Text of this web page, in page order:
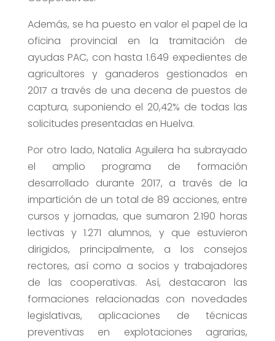
Además, se ha puesto en valor el papel de la
oficina provincial en la tramitación de
ayudas PAC, con hasta 1.649 expedientes de
agricultores y ganaderos gestionados en
2017 a través de una decena de puestos de
captura, suponiendo el 20,42% de todas las
solicitudes presentadas en Huelva.
Por otro lado, Natalia Aguilera ha subrayado
el amplio programa de formación
desarrollado durante 2017, a través de la
impartición de un total de 89 acciones, entre
cursos y jornadas, que sumaron 2.190 horas
lectivas y 1.271 alumnos, y que estuvieron
dirigidos, principalmente, a los consejos
rectores, así como a socios y trabajadores
de las cooperativas. Así, destacaron las
formaciones relacionadas con novedades
legislativas, aplicaciones de técnicas
preventivas en explotaciones agrarias,